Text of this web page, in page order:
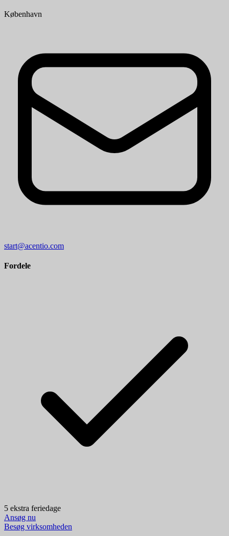
København
start@acentio.com
Fordele
5 ekstra feriedage
Ansøg nu
Besøg virksomheden